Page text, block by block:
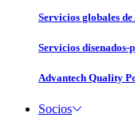
Servicios globales
Servicios
Advantech Quality
Socios